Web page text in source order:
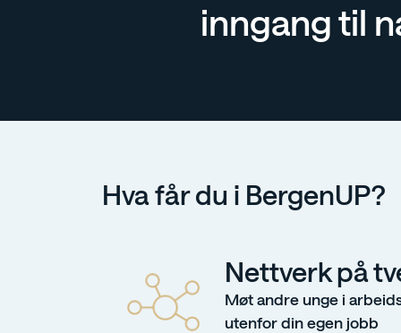
inngang til
Hva får du i BergenUP?
Nettverk på
Møt andre unge i
utenfor din egen jobb